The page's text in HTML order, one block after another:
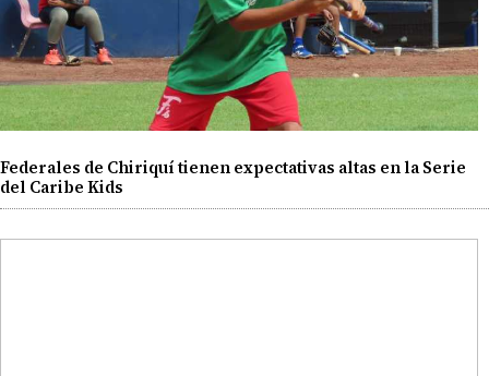
Federales de Chiriquí tienen expectativas altas en la Serie
del Caribe Kids